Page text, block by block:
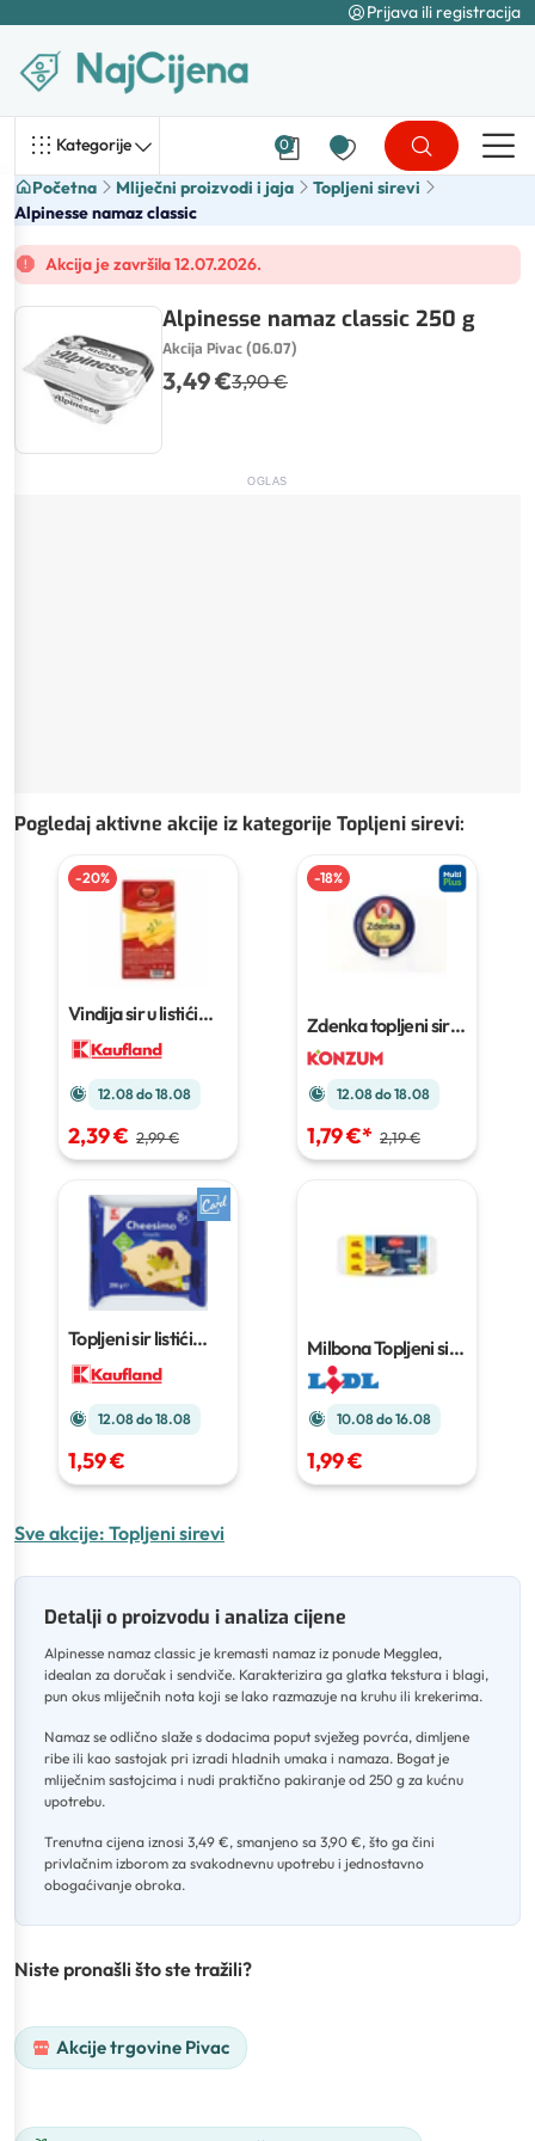
Prijava ili registracija
Kategorije 0
Početna Mliječni proizvodi i jaja
Topljeni sirevi
Alpinesse namaz classic
Akcija je završila 12.07.2026.
Alpinesse namaz classic 250 g
Akcija Pivac (06.07)
3,49 €3,90 €
OGLAS
Pogledaj aktivne akcije iz kategorije Topljeni sirevi:
-20%
Vindija sir u listićima
12.08 do 18.08
2,39 € 2,99 €
-18%
Zdenka topljeni sir
140 g
12.08 do 18.08
1,79 €* 2,19 €
Topljeni sir listići
12.08 do 18.08
1,59 €
Milbona Topljeni sir
u listićima XXL
g
10.08 do 16.08
1,99 €
Sve akcije: Topljeni sirevi
Detalji o proizvodu i analiza cijene
Alpinesse namaz classic je kremasti namaz iz ponude Megglea,
idealan za doručak i sendviče. Karakterizira ga glatka tekstura i blagi,
pun okus mliječnih nota koji se lako razmazuje na kruhu ili krekerima.
Namaz se odlično slaže s dodacima poput svježeg povrća, dimljene
ribe ili kao sastojak pri izradi hladnih umaka i namaza. Bogat je
mliječnim sastojcima i nudi praktično pakiranje od 250 g za kućnu
upotrebu.
Trenutna cijena iznosi 3,49 €, smanjeno sa 3,90 €, što ga čini
privlačnim izborom za svakodnevnu upotrebu i jednostavno
obogaćivanje obroka.
Niste pronašli što ste tražili?
Akcije trgovine Pivac